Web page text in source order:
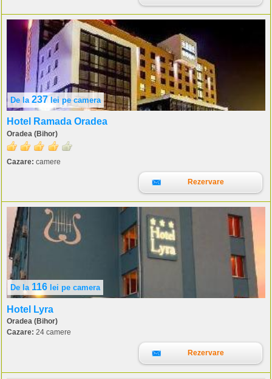
De la 237 lei pe camera
Hotel Ramada Oradea
Oradea (Bihor)
Cazare: camere
Rezervare
De la 116 lei pe camera
Hotel Lyra
Oradea (Bihor)
Cazare: 24 camere
Rezervare